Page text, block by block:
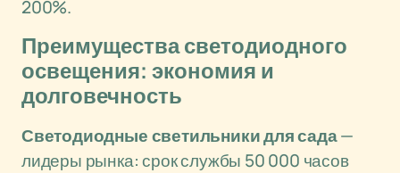
200%.
Преимущества светодиодного
освещения: экономия и
долговечность
Светодиодные светильники для сада—
лидеры рынка: срок службы 50 000 часов